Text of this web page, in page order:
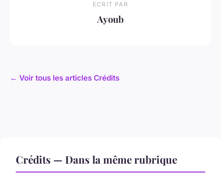
ECRIT PAR
Ayoub
← Voir tous les articles Crédits
Crédits — Dans la même rubrique